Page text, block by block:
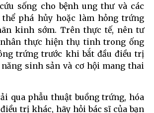
sống cho bệnh ung thư và các
thể phá hủy hoặc làm hỏng trứng
kinh sớm. Trên thực tế, nên tư
thực hiện thụ tinh trong ống
trứng trước khi bắt đầu điều trị
sinh sản và cơ hội mang thai
qua phẫu thuật buồng trứng, hóa
trị khác, hãy hỏi bác sĩ của bạn